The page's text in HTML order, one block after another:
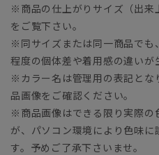
※商品の仕上がりサイズ（出来
をご覧下さい。
※同サイズまたは同一商品で
程度の個体差や着用感の違いが
※カラー名は管理用の表記とな
品画像をご確認ください。
※商品画像はできる限り実際の
が、パソコン環境により色味
す。予めご了承下さいませ。